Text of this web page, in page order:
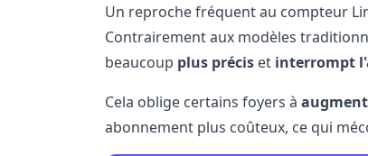
Un reproche fréquent au compteur
Contrairement aux modèles
beaucoup plus préciset interrompt
Cela oblige certains foyers à
abonnement plus coûteux, ce qui